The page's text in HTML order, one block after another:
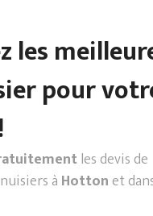
les
pour
les devis de
à Hottonet